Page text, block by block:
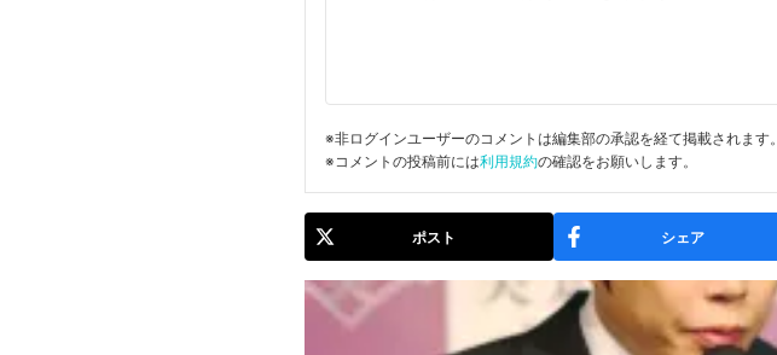
※非ログインユーザーのコメントは編集部の承認を経て掲載されます。
※コメントの投稿前には利用規約の確認をお願いします。
ポスト シェア